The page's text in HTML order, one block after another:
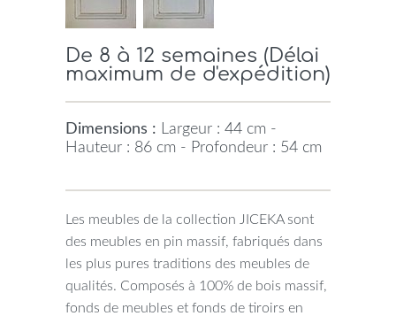
De 8 à 12 semaines (Délai
maximum de d'expédition)
Dimensions : Largeur : 44 cm -
Hauteur : 86 cm - Profondeur : 54 cm
Les meubles de la collection JICEKA sont
des meubles en pin massif, fabriqués dans
les plus pures traditions des meubles de
qualités. Composés à 100% de bois massif,
fonds de meubles et fonds de tiroirs en